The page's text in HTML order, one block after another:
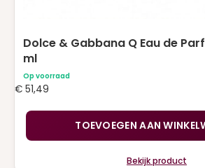
Dolce & Gabbana Q Eau de
ml
Op voorraad
€ 51,49
TOEVOEGEN AAN
Bekijk product